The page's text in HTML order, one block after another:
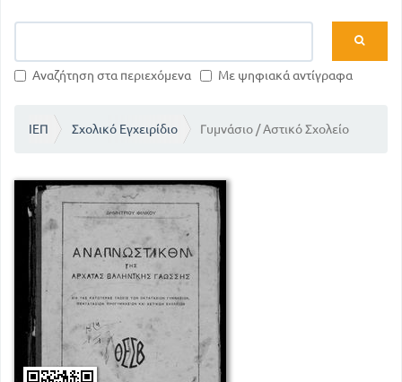
Αναζήτηση στα περιεχόμενα Με ψηφιακά αντίγραφα
ΙΕΠ Σχολικό Εγχειρίδιο Γυμνάσιο / Αστικό Σχολείο